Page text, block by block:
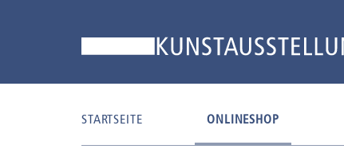
STARTSEITE ONLINESHOP